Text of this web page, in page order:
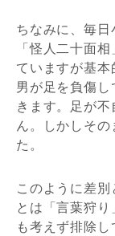
ちなみに、毎
「怪人二十面
ていますが基本
男が足を負傷
きます。足が
ん。しかしそ
た。
このように差
とは「言葉狩
も考えず排除し